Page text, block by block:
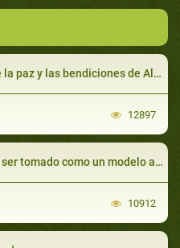
de Allah sean con él) realizó milagros?
12897
un modelo a seguir por los musulmanes?
10912